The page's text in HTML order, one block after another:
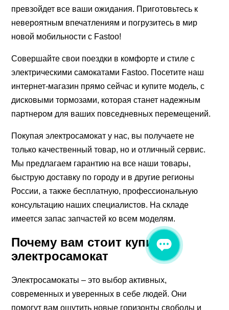
превзойдет все ваши ожидания. Приготовьтесь к
невероятным впечатлениям и погрузитесь в мир
новой мобильности с Fastoo!
Совершайте свои поездки в комфорте и стиле с
электрическими самокатами Fastoo. Посетите наш
интернет-магазин прямо сейчас и купите модель, с
дисковыми тормозами, которая станет надежным
партнером для ваших повседневных перемещений.
Покупая электросамокат у нас, вы получаете не
только качественный товар, но и отличный сервис.
Мы предлагаем гарантию на все наши товары,
быструю доставку по городу и в другие регионы
России, а также бесплатную, профессиональную
консультацию наших специалистов. На складе
имеется запас запчастей ко всем моделям.
Почему вам стоит купить
электросамокат
Электросамокаты – это выбор активных,
современных и уверенных в себе людей. Они
помогут вам ощутить новые горизонты свободы и